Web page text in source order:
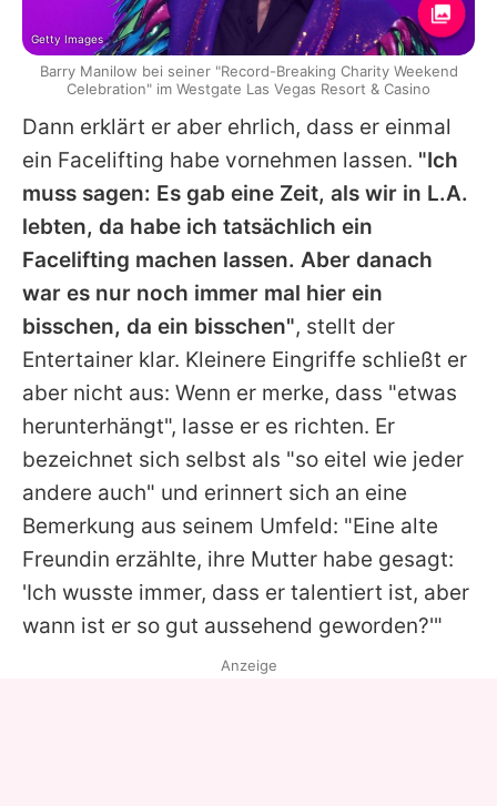
Dann erklärt er aber ehrlich, dass er einmal
ein Facelifting habe vornehmen lassen. "Ich
muss sagen: Es gab eine Zeit, als wir in L.A.
lebten, da habe ich tatsächlich ein
Facelifting machen lassen. Aber danach
war es nur noch immer mal hier ein
bisschen, da ein bisschen", stellt der
Entertainer klar. Kleinere Eingriffe schließt er
aber nicht aus: Wenn er merke, dass "etwas
herunterhängt", lasse er es richten. Er
bezeichnet sich selbst als "so eitel wie jeder
andere auch" und erinnert sich an eine
Bemerkung aus seinem Umfeld: "Eine alte
Freundin erzählte, ihre Mutter habe gesagt:
'Ich wusste immer, dass er talentiert ist, aber
wann ist er so gut aussehend geworden?'"
Getty Images
Barry Manilow bei seiner "Record-Breaking Charity Weekend
Celebration" im Westgate Las Vegas Resort & Casino
Anzeige